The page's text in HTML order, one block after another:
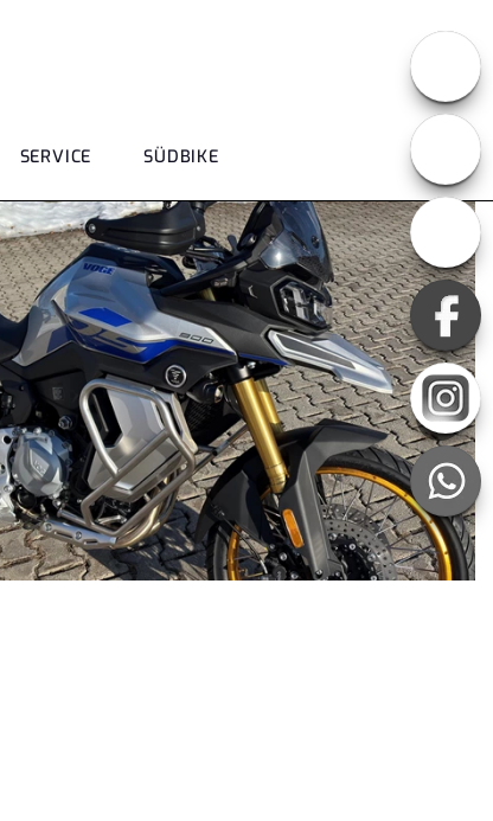
SERVICE SÜDBIKE